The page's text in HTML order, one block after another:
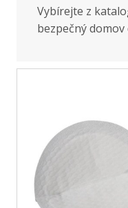
Vybírejte z
bezpečný